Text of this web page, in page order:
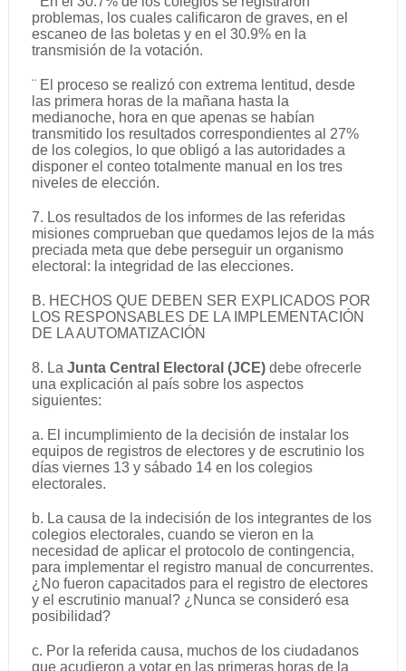
problemas, los cuales calificaron de graves, en el
escaneo de las boletas y en el 30.9% en la
transmisión de la votación.
¨ El proceso se realizó con extrema lentitud, desde
las primera horas de la mañana hasta la
medianoche, hora en que apenas se habían
transmitido los resultados correspondientes al 27%
de los colegios, lo que obligó a las autoridades a
disponer el conteo totalmente manual en los tres
niveles de elección.
7. Los resultados de los informes de las referidas
misiones comprueban que quedamos lejos de la más
preciada meta que debe perseguir un organismo
electoral: la integridad de las elecciones.
B. HECHOS QUE DEBEN SER EXPLICADOS POR
LOS RESPONSABLES DE LA IMPLEMENTACIÓN
DE LA AUTOMATIZACIÓN
8. La Junta Central Electoral (JCE)debe ofrecerle
una explicación al país sobre los aspectos
siguientes:
a. El incumplimiento de la decisión de instalar los
equipos de registros de electores y de escrutinio los
días viernes 13 y sábado 14 en los colegios
electorales.
b. La causa de la indecisión de los integrantes de los
colegios electorales, cuando se vieron en la
necesidad de aplicar el protocolo de contingencia,
para implementar el registro manual de concurrentes.
¿No fueron capacitados para el registro de electores
y el escrutinio manual? ¿Nunca se consideró esa
posibilidad?
c. Por la referida causa, muchos de los ciudadanos
que acudieron a votar en las primeras horas de la